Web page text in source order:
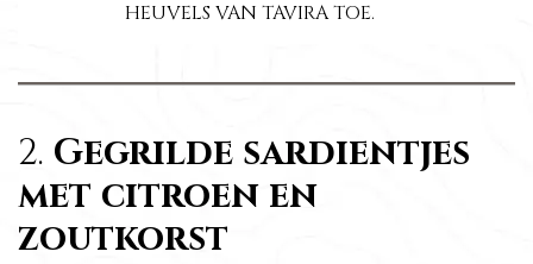
HEUVELS VAN TAVIRA TOE.
2. Gegrilde sardientjes
met citroen en
zoutkorst